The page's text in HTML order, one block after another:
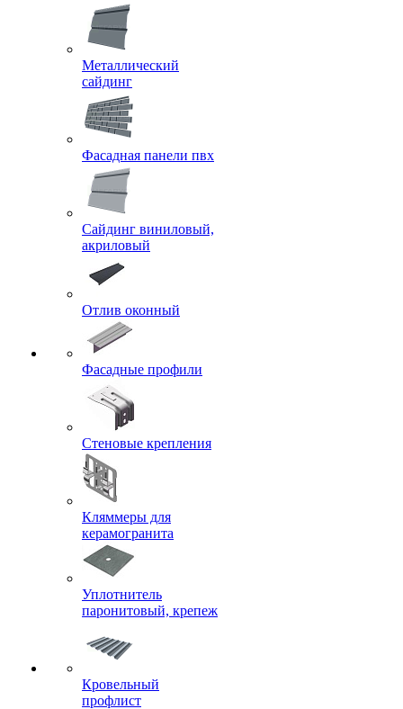
Металлический
сайдинг
Фасадная панели пвх
Сайдинг виниловый,
акриловый
Отлив оконный
Фасадные профили
Стеновые крепления
Кляммеры для
керамогранита
Уплотнитель
паронитовый, крепеж
Кровельный
профлист